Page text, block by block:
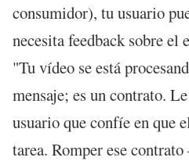
consumidor), tu usuario
necesita feedback sobre el
"Tu vídeo se está
mensaje; es un contrato.
usuario que confíe en que
tarea. Romper ese